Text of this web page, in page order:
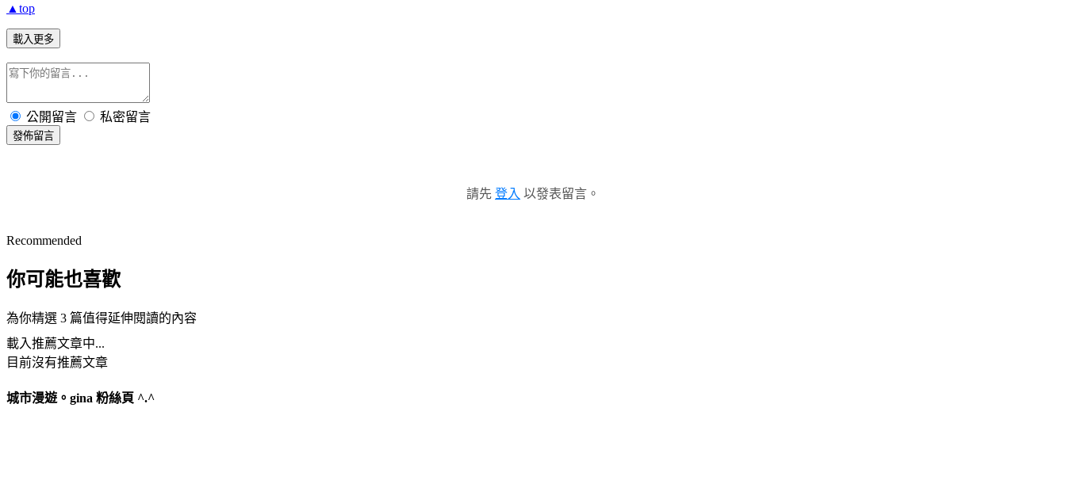
▲top
載入更多
公開留言 私密留言
發佈留言
請先 登入 以發表留言。
Recommended
你可能也喜歡
為你精選 3 篇值得延伸閱讀的內容
載入推薦文章中...
目前沒有推薦文章
城市漫遊。gina 粉絲頁 ^.^